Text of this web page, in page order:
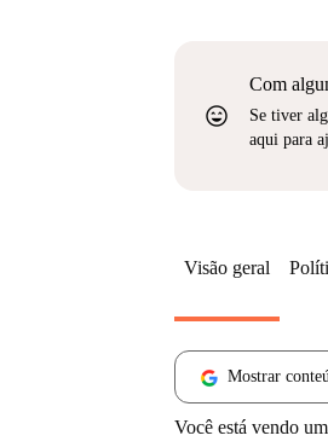
sentiment_very_satisfied
Com
Se tiver
aqui para
Visão geral
Mostrar
Você está vendo